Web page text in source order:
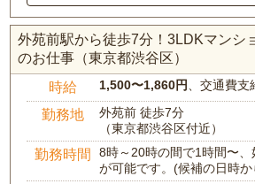
外苑前駅から徒歩7分！3LDKマンシ
のお仕事（東京都渋谷区）
時給 1,500〜1,860円、交通費支
勤務地
外苑前 徒歩7分
（東京都渋谷区付近）
勤務時間
8時～20時の間で1時間〜、
が可能です。(候補の日時か